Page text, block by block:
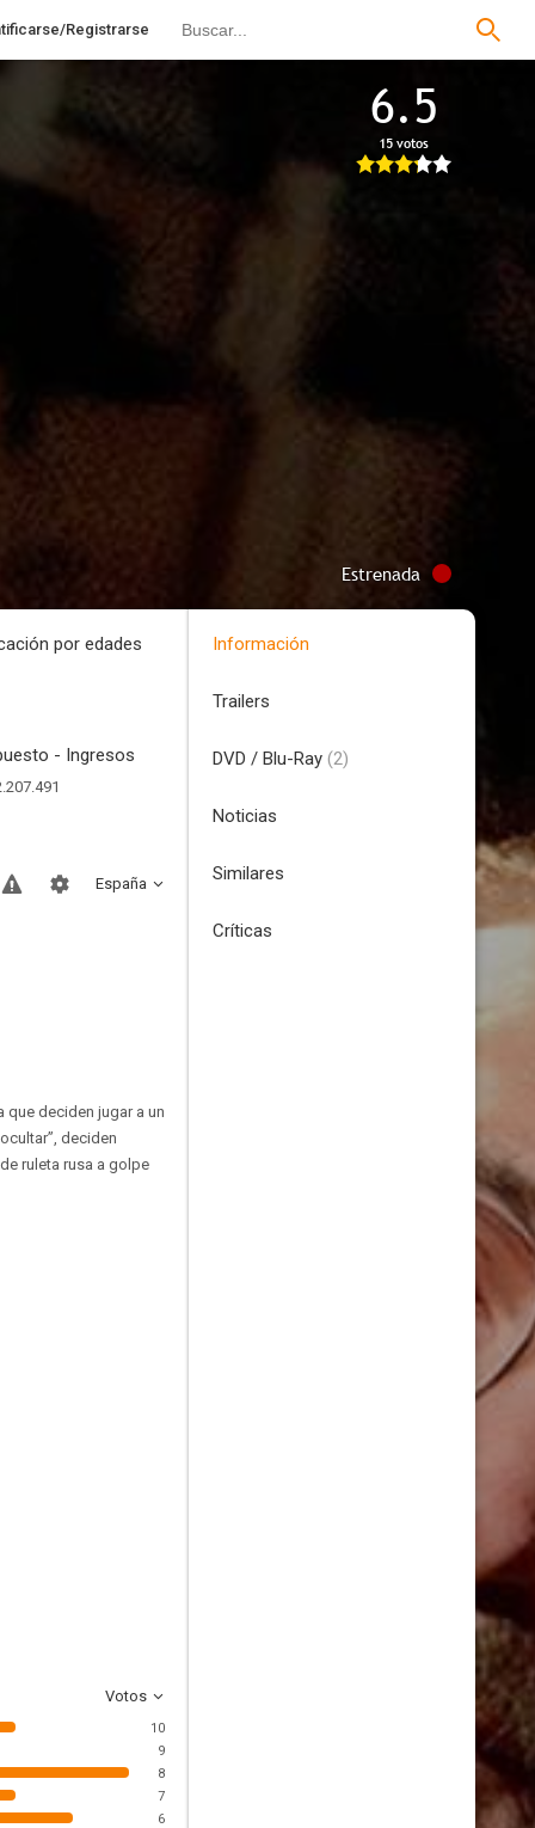
Registrarse
6.5
15 votos
Estrenada
por edades
- Ingresos
España
que deciden jugar a un
deciden
ruleta rusa a golpe
Votos
10
9
8
7
6
Información
Trailers
DVD / Blu-Ray (2)
Noticias
Similares
Críticas